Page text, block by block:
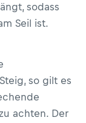
sodass
Seil ist.
so gilt es
achten. Der